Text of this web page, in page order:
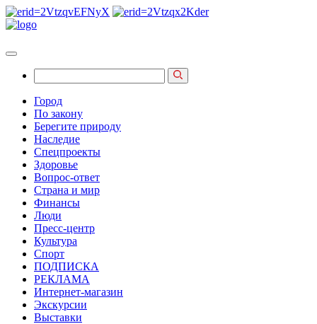
Город
По закону
Берегите природу
Наследие
Спецпроекты
Здоровье
Вопрос-ответ
Страна и мир
Финансы
Люди
Пресс-центр
Культура
Спорт
ПОДПИСКА
РЕКЛАМА
Интернет-магазин
Экскурсии
Выставки